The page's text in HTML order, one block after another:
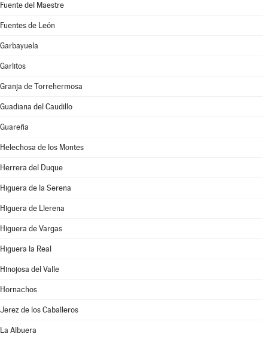
Fuente del Maestre
Fuentes de León
Garbayuela
Garlitos
Granja de Torrehermosa
Guadiana del Caudillo
Guareña
Helechosa de los Montes
Herrera del Duque
Higuera de la Serena
Higuera de Llerena
Higuera de Vargas
Higuera la Real
Hinojosa del Valle
Hornachos
Jerez de los Caballeros
La Albuera